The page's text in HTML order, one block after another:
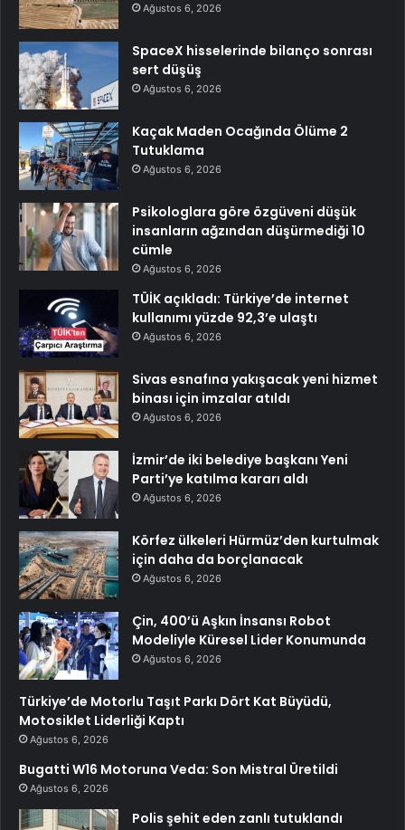
Ağustos 6, 2026
SpaceX hisselerinde bilanço sonrası
sert düşüş
Ağustos 6, 2026
Kaçak Maden Ocağında Ölüme 2
Tutuklama
Ağustos 6, 2026
Psikologlara göre özgüveni düşük
insanların ağzından düşürmediği 10
cümle
Ağustos 6, 2026
TÜİK açıkladı: Türkiye’de internet
kullanımı yüzde 92,3’e ulaştı
Ağustos 6, 2026
Sivas esnafına yakışacak yeni hizmet
binası için imzalar atıldı
Ağustos 6, 2026
İzmir’de iki belediye başkanı Yeni
Parti’ye katılma kararı aldı
Ağustos 6, 2026
Körfez ülkeleri Hürmüz’den kurtulmak
için daha da borçlanacak
Ağustos 6, 2026
Çin, 400’ü Aşkın İnsansı Robot
Modeliyle Küresel Lider Konumunda
Ağustos 6, 2026
Türkiye’de Motorlu Taşıt Parkı Dört Kat Büyüdü,
Motosiklet Liderliği Kaptı
Ağustos 6, 2026
Bugatti W16 Motoruna Veda: Son Mistral Üretildi
Ağustos 6, 2026
Polis şehit eden zanlı tutuklandı